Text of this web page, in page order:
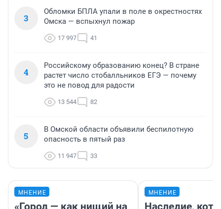
3
Обломки БПЛА упали в поле в окрестностях
Омска — вспыхнул пожар
17 997 41
4
Российскому образованию конец? В стране
растет число стобалльников ЕГЭ — почему
это не повод для радости
13 544 82
5
В Омской области объявили беспилотную
опасность в пятый раз
11 947 33
МНЕНИЕ МНЕНИЕ